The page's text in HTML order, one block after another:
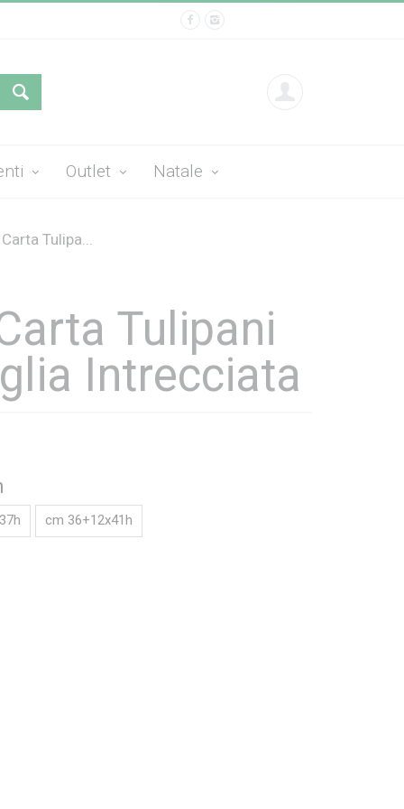
Outlet Natale
Tulipa...
Tulipani
Intrecciata
cm 36+12x41h